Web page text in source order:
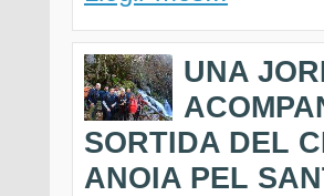
UNA
SORTIDA DEL
ANOIA PEL